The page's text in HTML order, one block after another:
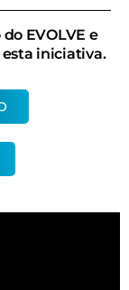
EVOLVE e
iniciativa.